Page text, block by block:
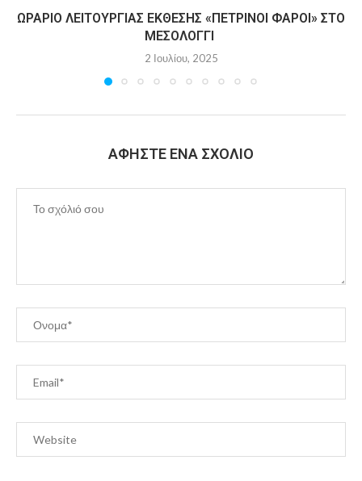
ΩΡΆΡΙΟ ΛΕΙΤΟΥΡΓΊΑΣ ΈΚΘΕΣΗΣ «ΠΈΤΡΙΝΟΙ ΦΆΡΟΙ» ΣΤΟ
ΜΕΣΟΛΌΓΓΙ
2 Ιουλίου, 2025
ΑΦΉΣΤΕ ΈΝΑ ΣΧΌΛΙΟ